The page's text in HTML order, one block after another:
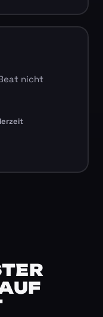
nicht